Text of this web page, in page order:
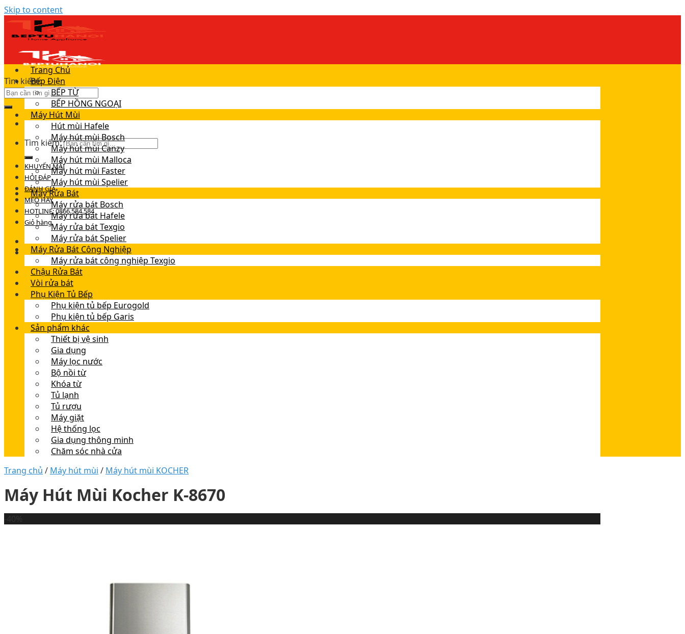
Skip to content
Tìm kiếm:
Tìm kiếm:
KHUYẾN MÃI
HỎI ĐÁP
ĐÁNH GIÁ
MẸO HAY
HOTLINE: 0866.584.584
Giỏ hàng
Trang Chủ
Bếp Điện
BẾP TỪ
BẾP HỒNG NGOẠI
Máy Hút Mùi
Hút mùi Hafele
Máy hút mùi Bosch
Máy hút mùi Canzy
Máy hút mùi Malloca
Máy hút mùi Faster
Máy hút mùi Spelier
Máy Rửa Bát
Máy rửa bát Bosch
Máy rửa bát Hafele
Máy rửa bát Texgio
Máy rửa bát Spelier
Máy Rửa Bát Công Nghiệp
Máy rửa bát công nghiệp Texgio
Chậu Rửa Bát
Vòi rửa bát
Phụ Kiện Tủ Bếp
Phụ kiện tủ bếp Eurogold
Phụ kiện tủ bếp Garis
Sản phẩm khác
Thiết bị vệ sinh
Gia dụng
Máy lọc nước
Bộ nồi từ
Khóa từ
Tủ lạnh
Tủ rượu
Máy giặt
Hệ thống lọc
Gia dụng thông minh
Chăm sóc nhà cửa
Trang chủ / Máy hút mùi / Máy hút mùi KOCHER
Máy Hút Mùi Kocher K-8670